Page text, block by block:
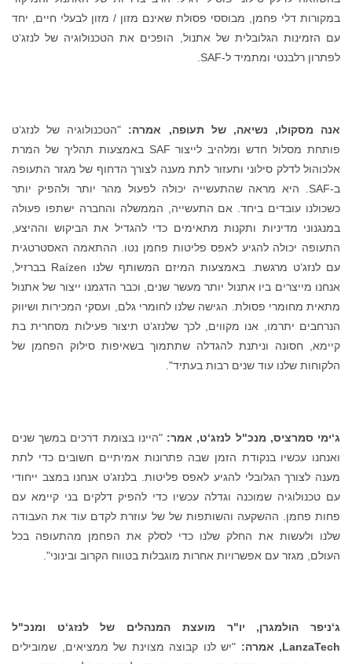
במקורות דלי פחמן, מבוססי פסולת שאינם מזון / מזון לבעלי חיים, יחד
עם הזמינות הגלובלית של אתנול, הופכים את הטכנולוגיה של לנזג‘ט
לפתרון רלבנטי ומתמיד ל-SAF.
אנה מסקולו, נשיאה, של תעופה, אמרה: "הטכנולוגיה של לנזג‘ט
פותחת מסלול חדש ומלהיב לייצור SAF באמצעות תהליך של המרת
אלכוהול לדלק סילוני ותעזור לתת מענה לצורך הדחוף של מגזר התעופה
ב-SAF. היא מראה שהתעשייה יכולה לפעול מהר יותר ולהפיק יותר
כשכולנו עובדים ביחד. אם התעשייה, הממשלה והחברה ישתפו פעולה
במנגנוני מדיניות ותקנות מתאימים כדי להגדיל את הביקוש וההיצע,
התעופה יכולה להגיע לאפס פליטות פחמן נטו. ההתאמה האסטרטגית
עם לנזג‘ט מרגשת. באמצעות המיזם המשותף שלנו Raízen בברזיל,
אנחנו מייצרים ביו אתנול יותר מעשר שנים, וכבר הדגמנו ייצור של אתנול
מתאית מחומרי פסולת. הגישה שלנו לחומרי גלם, ועסקי המכירות ושיווק
הנרחבים יתרמו, אנו מקווים, לכך שלנזג‘ט תיצור פעילות מסחרית בת
קיימא, חסונה וניתנת להגדלה שתתמוך בשאיפות סילוק הפחמן של
הלקוחות שלנו עוד שנים רבות בעתיד".
ג‘ימי סמרציס, מנכ"ל לנזג‘ט, אמר:"היינו בצומת דרכים במשך שנים
ואנחנו עכשיו בנקודת הזמן שבה פתרונות אמיתיים חשובים כדי לתת
מענה לצורך הגלובלי להגיע לאפס פליטות. בלנזג‘ט אנחנו במצב ייחודי
עם טכנולוגיה שמוכנה וגדלה עכשיו כדי להפיק דלקים בני קיימא עם
פחות פחמן. ההשקעה והשותפות של של עוזרת לקדם עוד את העבודה
שלנו ולעשות את החלק שלנו כדי לסלק את הפחמן מהתעופה בכל
העולם, מגזר עם אפשרויות אחרות מוגבלות בטווח הקרוב ובינוני".
ג‘ניפר הולמגרן, יו"ר מועצת המנהלים של לנזג‘ט ומנכ"ל
LanzaTech, אמרה: "יש לנו קבוצה מצוינת של ממציאים, שמובילים